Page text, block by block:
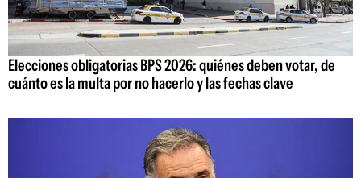
Elecciones obligatorias BPS 2026: quiénes deben votar, de
cuánto es la multa por no hacerlo y las fechas clave